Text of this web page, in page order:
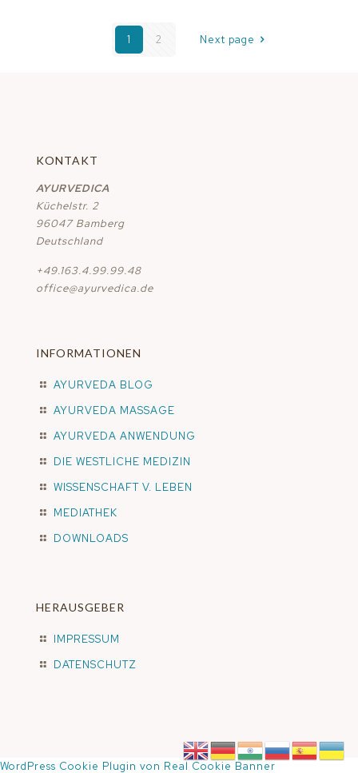
1 2 Next page
KONTAKT
AYURVEDICA
Küchelstr. 2
96047 Bamberg
Deutschland
+49.163.4.99.99.48
office@ayurvedica.de
INFORMATIONEN
AYURVEDA BLOG
AYURVEDA MASSAGE
AYURVEDA ANWENDUNG
DIE WESTLICHE MEDIZIN
WISSENSCHAFT V. LEBEN
MEDIATHEK
DOWNLOADS
HERAUSGEBER
IMPRESSUM
DATENSCHUTZ
WordPress Cookie Plugin von Real Cookie Banner